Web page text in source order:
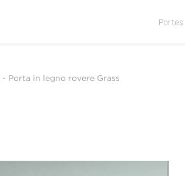
Portes
- Porta in legno rovere Grass